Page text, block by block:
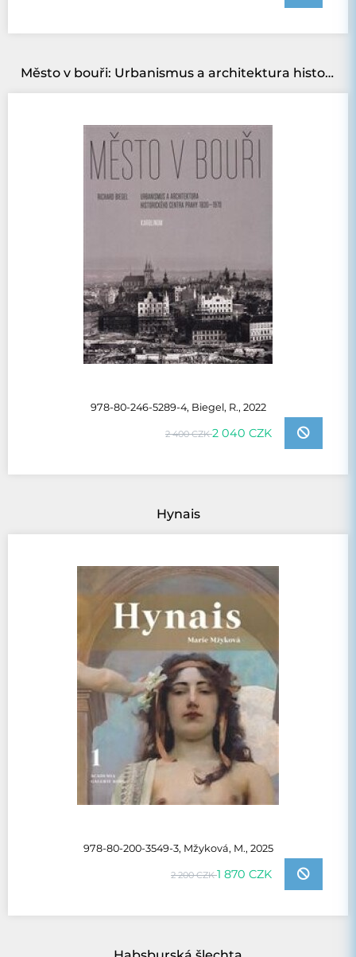
Město v bouři: Urbanismus a architektura historického centra Prahy (1830-1970)
978-80-246-5289-4, Biegel, R., 2022
2 400 CZK2 040 CZK
Hynais
978-80-200-3549-3, Mžyková, M., 2025
2 200 CZK1 870 CZK